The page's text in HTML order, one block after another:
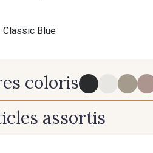
Classic Blue
coloris
Noir 18 - Ivoire clair
assortis